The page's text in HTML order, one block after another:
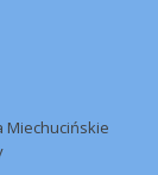
Miechucińskie